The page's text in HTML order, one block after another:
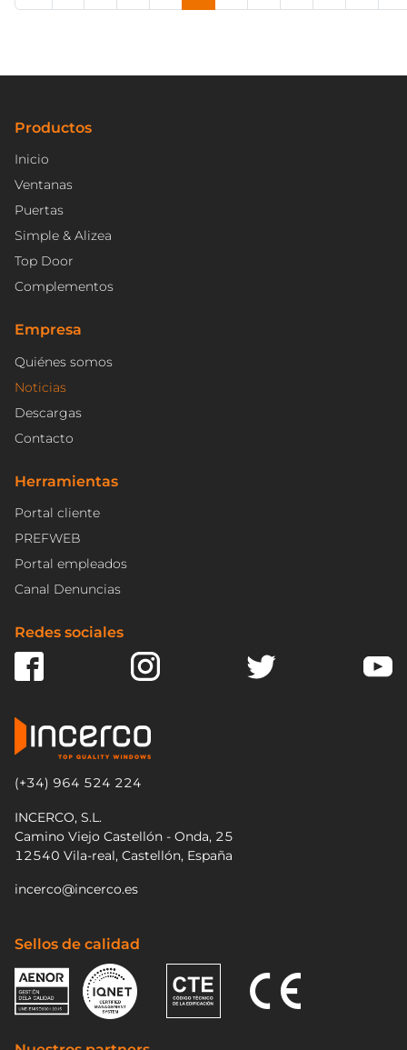
Productos
Inicio
Ventanas
Puertas
Simple & Alizea
Top Door
Complementos
Empresa
Quiénes somos
Noticias
Descargas
Contacto
Herramientas
Portal cliente
PREFWEB
Portal empleados
Canal Denuncias
Redes sociales
(+34) 964 524 224
INCERCO, S.L.
Camino Viejo Castellón - Onda, 25
12540 Vila-real, Castellón, España
incerco@incerco.es
Sellos de calidad